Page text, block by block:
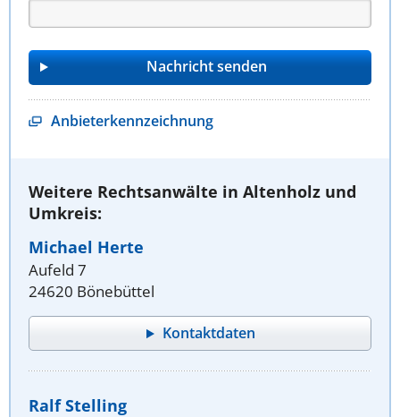
Anbieterkennzeichnung
Weitere Rechtsanwälte in Altenholz und
Umkreis:
Michael Herte
Aufeld 7
24620 Bönebüttel
Kontaktdaten
Ralf Stelling